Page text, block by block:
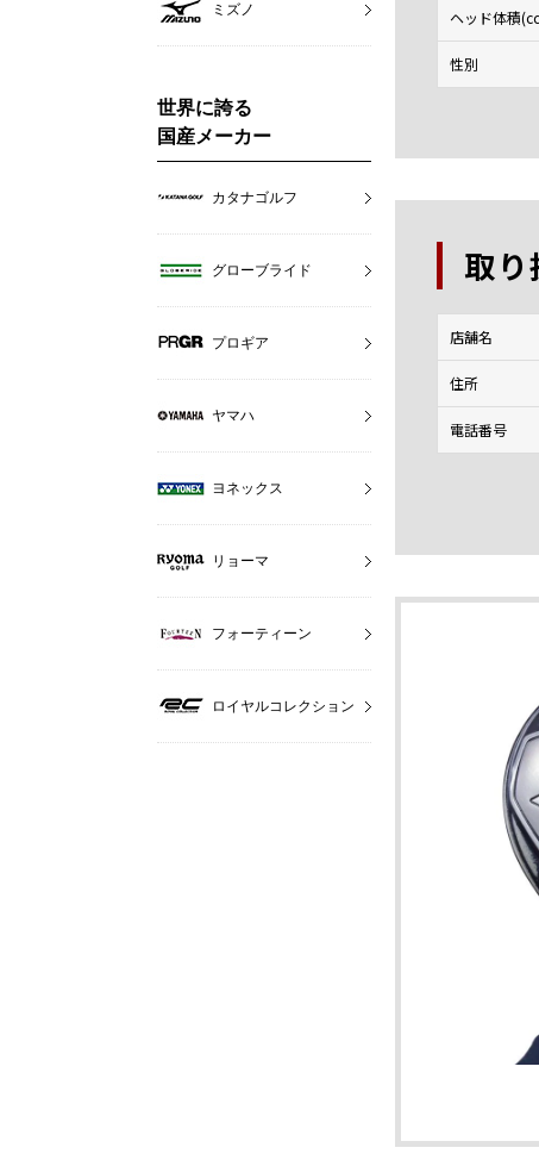
ヘッド体積
性別
取
店舗名
住所
電話番号
ミズノ
世界に誇る
国産メーカー
カタナゴルフ
グローブライド
プロギア
ヤマハ
ヨネックス
リョーマ
フォーティーン
ロイヤルコレクション